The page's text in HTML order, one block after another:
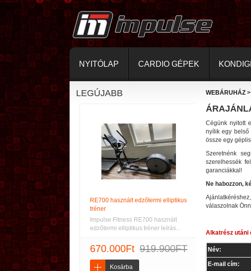
NYITÓLAP CARDIO GÉPEK
LEGÚJABB
RE700 használt edzőtermi elliptikus
tréner
Impulse Fitness RE700 használt
edzőtermi elliptikus tréner leírás...
670.000Ft 919.900FT
Kosárba
WEBÁRUHÁZ >
Cégünk nyitott
nyílik egy belső
össze egy
Szeretnénk
szerelhessék
garanciákkal!
Ne habozzon,
válaszolnak
Alkatrész utáni
Név:
E-mail cím: